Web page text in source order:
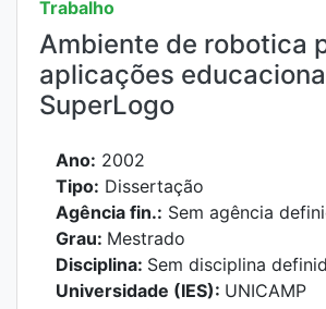
Trabalho
Ambiente de robotica
aplicações
SuperLogo
Ano: 2002
Tipo: Dissertação
Agência fin.: Sem agência
Grau: Mestrado
Disciplina: Sem disciplina
Universidade (IES): UNICAMP